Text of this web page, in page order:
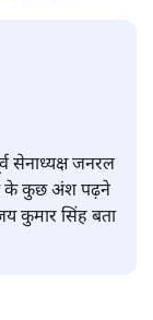
सेनाध्यक्ष जनरल
के कुछ अंश पढ़ने
कुमार सिंह बता